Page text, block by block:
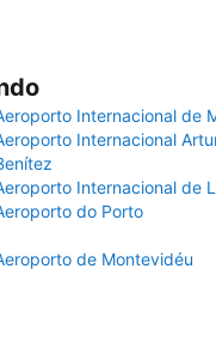
Internacional de
Internacional
Internacional de
do Porto
de Montevidéu